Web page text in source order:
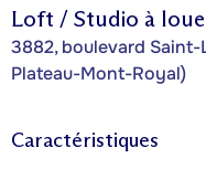
Loft / Studio à
3882, boulevard
Plateau-Mont-Royal)
Caractéristiques